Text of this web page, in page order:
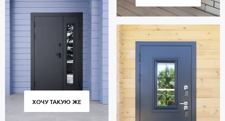
ХОЧУ ТАКУЮ ЖЕ